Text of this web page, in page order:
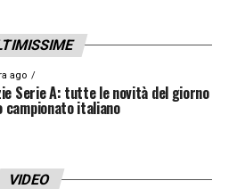
ago
Serie A: tutte le novità del giorno
campionato italiano
VIDEO